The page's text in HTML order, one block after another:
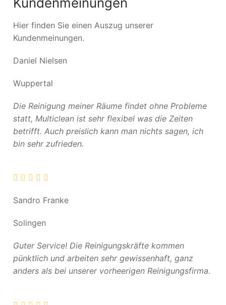
Hier finden Sie einen Auszug unserer
Kundenmeinungen.
Daniel Nielsen
Wuppertal
Die Reinigung meiner Räume findet ohne Probleme
statt, Multiclean ist sehr flexibel was die Zeiten
betrifft. Auch preislich kann man nichts sagen, ich
bin sehr zufrieden.
Sandro Franke
Solingen
Guter Service! Die Reinigungskräfte kommen
pünktlich und arbeiten sehr gewissenhaft, ganz
anders als bei unserer vorheerigen Reinigungsfirma.